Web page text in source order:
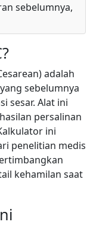
sebelumnya,
adalah
sebelumnya
sesar. Alat ini
persalinan
ini
penelitian medis
kehamilan saat